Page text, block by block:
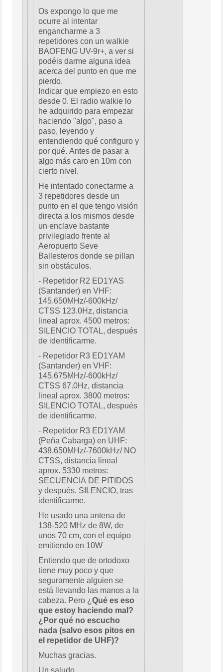
Os expongo lo que me
ocurre al intentar
engancharme a 3
repetidores con un walkie
BAOFENG UV-9r+, a ver si
podéis darme alguna idea
acerca del punto en que me
pierdo.
Indicar que empiezo en esto
desde 0. El radio walkie lo
he adquirido para empezar
haciendo "algo", paso a
paso, leyendo y
entendiendo qué configuro y
por qué. Antes de pasar a
algo más caro en 10m con
cierto nivel.
He intentado conectarme a
3 repetidores desde un
punto en el que tengo visión
directa a los mismos desde
un enclave bastante
privilegiado frente al
Aeropuerto Seve
Ballesteros donde se pillan
sin obstáculos.
- Repetidor R2 ED1YAS
(Santander) en VHF:
145.650MHz/-600kHz/
CTSS 123.0Hz, distancia
lineal aprox. 4500 metros:
SILENCIO TOTAL, después
de identificarme.
- Repetidor R3 ED1YAM
(Santander) en VHF:
145.675MHz/-600kHz/
CTSS 67.0Hz, distancia
lineal aprox. 3800 metros:
SILENCIO TOTAL, después
de identificarme.
- Repetidor R3 ED1YAM
(Peña Cabarga) en UHF:
438.650MHz/-7600kHz/ NO
CTSS, distancia lineal
aprox. 5330 metros:
SECUENCIA DE PITIDOS
y después, SILENCIO, tras
identificarme.
He usado una antena de
138-520 MHz de 8W, de
unos 70 cm, con el equipo
emitiendo en 10W
Entiendo que de ortodoxo
tiene muy poco y que
seguramente alguien se
está llevando las manos a la
cabeza. Pero ¿Qué es eso
que estoy haciendo mal?
¿Por qué no escucho
nada (salvo esos pitos en
el repetidor de UHF)?
Muchas gracias.
Un saludo,